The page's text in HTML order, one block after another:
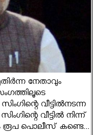
നേതാവും
വീട്ടില്‍നടന്ന
വീട്ടില്‍ നിന്ന്
രൂപ പൊലീസ് കണ്ടെ...